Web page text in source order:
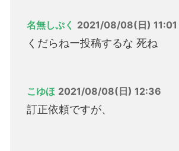
名無しぷく 2021/08/08(日) 11:01
くだらねー投稿するな 死ね
こゆほ 2021/08/08(日) 12:36
訂正依頼ですが、